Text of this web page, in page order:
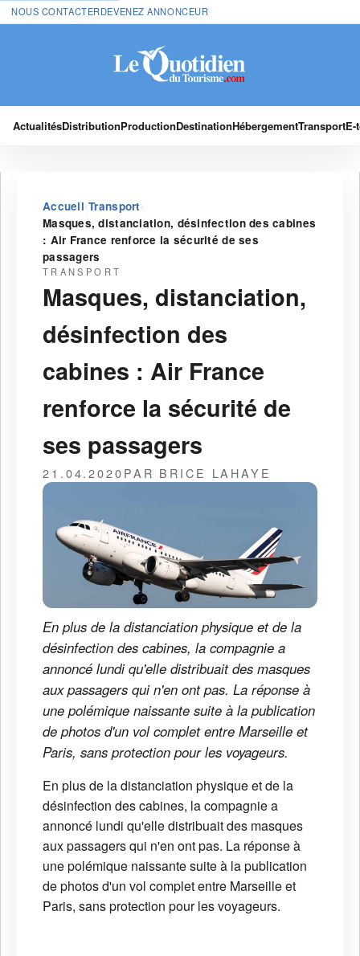
NOUS CONTACTERDEVENEZ ANNONCEUR
ActualitésDistributionProductionDestinationHébergementTransport
Accueil›Transport ›
Masques, distanciation, désinfection des cabines
: Air France renforce la sécurité de ses
passagers
TRANSPORT
Masques, distanciation,
désinfection des
cabines : Air France
renforce la sécurité de
ses passagers
21.04.2020PAR BRICE LAHAYE
En plus de la distanciation physique et de la
désinfection des cabines, la compagnie a
annoncé lundi qu'elle distribuait des masques
aux passagers qui n'en ont pas. La réponse à
une polémique naissante suite à la publication
de photos d'un vol complet entre Marseille et
Paris, sans protection pour les voyageurs.
En plus de la distanciation physique et de la
désinfection des cabines, la compagnie a
annoncé lundi qu'elle distribuait des masques
aux passagers qui n'en ont pas. La réponse à
une polémique naissante suite à la publication
de photos d'un vol complet entre Marseille et
Paris, sans protection pour les voyageurs.